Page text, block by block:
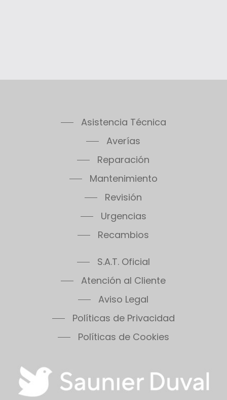
Asistencia Técnica
Averías
Reparación
Mantenimiento
Revisión
Urgencias
Recambios
S.A.T. Oficial
Atención al Cliente
Aviso Legal
Políticas de Privacidad
Políticas de Cookies